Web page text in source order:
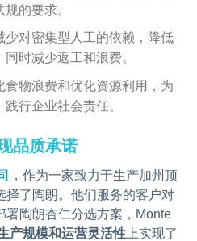
的要求。
少对密集型人工的依赖，降低
时减少返工和浪费。
食物浪费和优化资源利用，为
行企业社会责任。
品质承诺
，作为一家致力于生产加州顶
择了陶朗。他们服务的客户对
署陶朗杏仁分选方案，Monte
产规模和运营灵活性 上实现了